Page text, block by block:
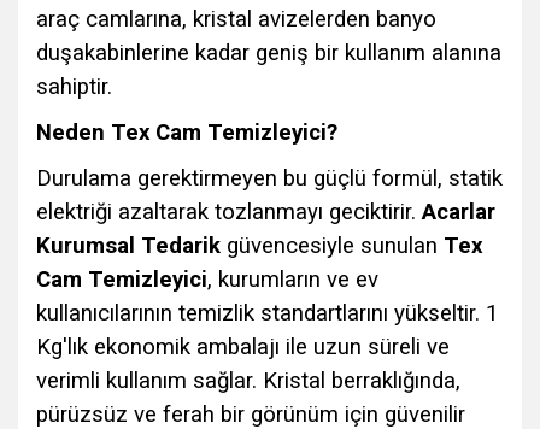
araç camlarına, kristal avizelerden banyo
duşakabinlerine kadar geniş bir kullanım alanına
sahiptir.
Neden Tex Cam Temizleyici?
Durulama gerektirmeyen bu güçlü formül, statik
elektriği azaltarak tozlanmayı geciktirir.Acarlar
Kurumsal Tedarik güvencesiyle sunulan Tex
Cam Temizleyici, kurumların ve ev
kullanıcılarının temizlik standartlarını yükseltir. 1
Kg'lık ekonomik ambalajı ile uzun süreli ve
verimli kullanım sağlar. Kristal berraklığında,
pürüzsüz ve ferah bir görünüm için güvenilir